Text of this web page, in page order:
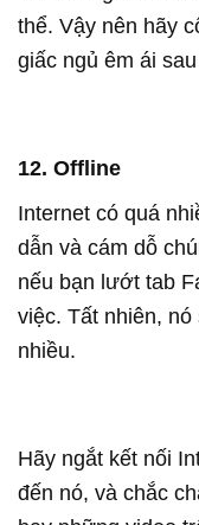
thể. Vậy nên hãy
giấc ngủ êm ái
12. Offline
Internet có quá
dẫn và cám dỗ
nếu bạn lướt tab
việc. Tất nhiên,
nhiều.
Hãy ngắt kết nối
đến nó, và chắc